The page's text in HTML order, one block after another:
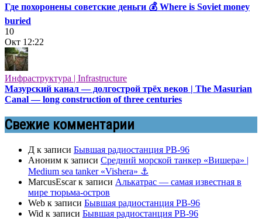
Где похоронены советские деньги 💰 Where is Soviet money
buried
10
Окт 12:22
Инфраструктура | Infrastructure
Мазурский канал — долгострой трёх веков | The Masurian
Canal — long construction of three centuries
Свежие комментарии
Д к записи Бывшая радиостанция РВ-96
Аноним к записи Средний морской танкер «Вишера» |
Medium sea tanker «Vishera» ⚓
MarcusEscarк записи Алькатрас — самая известная в
мире тюрьма-остров
Web к записи Бывшая радиостанция РВ-96
Wid к записи Бывшая радиостанция РВ-96